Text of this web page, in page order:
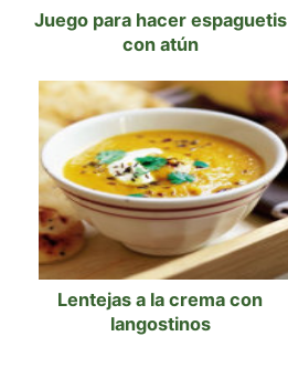
Juego para hacer espaguetis
con atún
Lentejas a la crema con
langostinos